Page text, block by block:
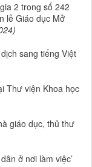
2 trong số 242
lễ Giáo dục Mở
sang tiếng Việt
Thư viện Khoa học
giáo dục, thủ thư
ở nơi làm việc’